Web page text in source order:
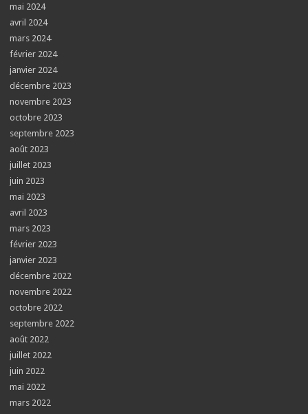
mai 2024
avril 2024
mars 2024
février 2024
janvier 2024
décembre 2023
novembre 2023
octobre 2023
septembre 2023
août 2023
juillet 2023
juin 2023
mai 2023
avril 2023
mars 2023
février 2023
janvier 2023
décembre 2022
novembre 2022
octobre 2022
septembre 2022
août 2022
juillet 2022
juin 2022
mai 2022
mars 2022